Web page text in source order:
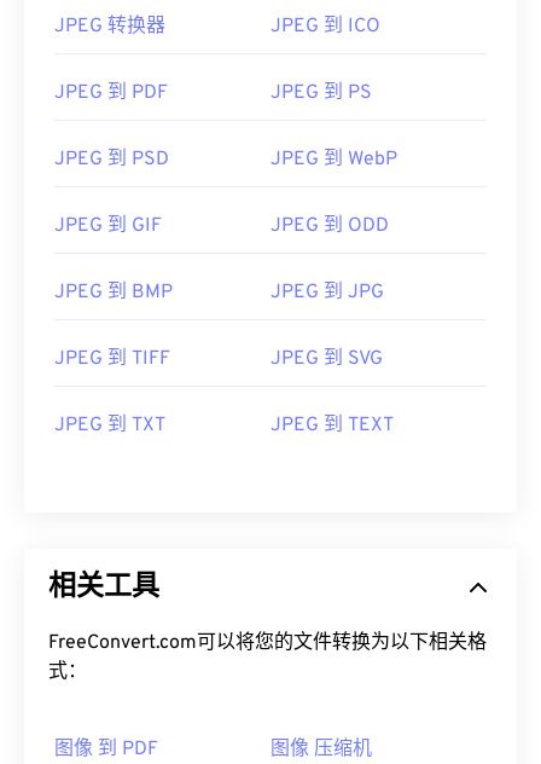
JPEG 转换器 JPEG 到 ICO
JPEG 到 PDF JPEG 到 PS
JPEG 到 PSD JPEG 到 WebP
JPEG 到 GIF JPEG 到 ODD
JPEG 到 BMP JPEG 到 JPG
JPEG 到 TIFF JPEG 到 SVG
JPEG 到 TXT JPEG 到 TEXT
相关工具
FreeConvert.com可以将您的文件转换为以下相关格
式：
图像 到 PDF 图像 压缩机